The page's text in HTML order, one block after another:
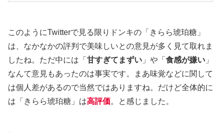
このようにTwitterで見る限りドンキの「きらら琥珀糖」
は、なかなかの評判で美味しいとの意見が多く見て取れま
したね。ただ中には「 甘すぎてまずい 」や「 食感が嫌い 」
なんて意見もあったのは事実です。まあ味覚などに関して
は個人差があるので当然ではありますね。だけど全体的に
は「きらら琥珀糖」は高評価。と感じました。